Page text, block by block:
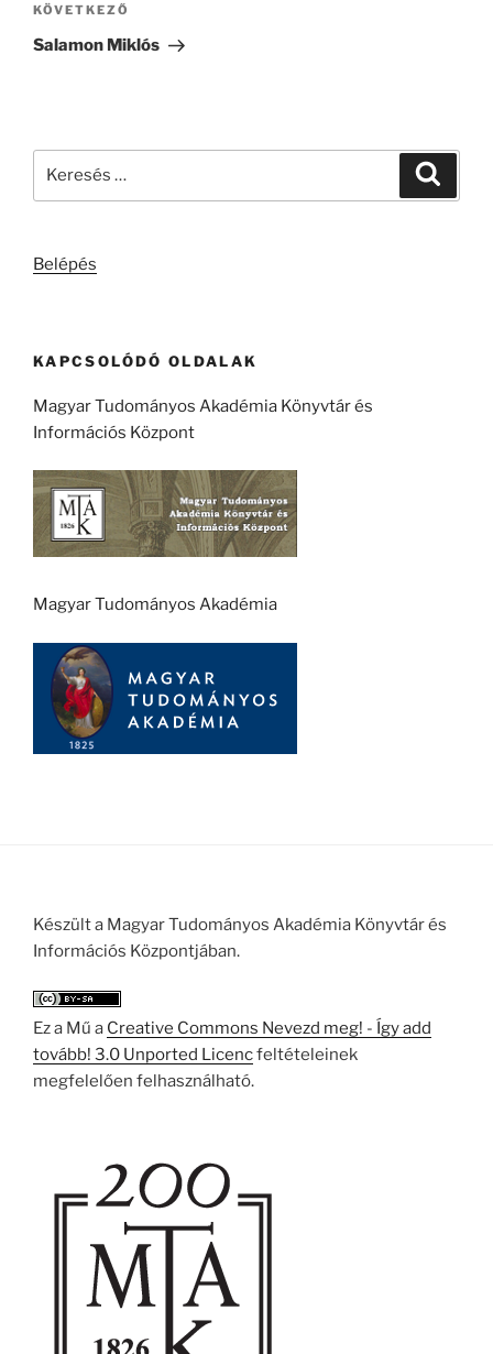
Következő
bejegyzés
KÖVETKEZŐ
Salamon Miklós
Belépés
KAPCSOLÓDÓ OLDALAK
Magyar Tudományos Akadémia Könyvtár és
Információs Központ
Magyar Tudományos Akadémia
Készült a Magyar Tudományos Akadémia Könyvtár és
Információs Központjában.
Ez a Mű a Creative Commons Nevezd meg! - Így add
tovább! 3.0 Unported Licencfeltételeinek
megfelelően felhasználható.